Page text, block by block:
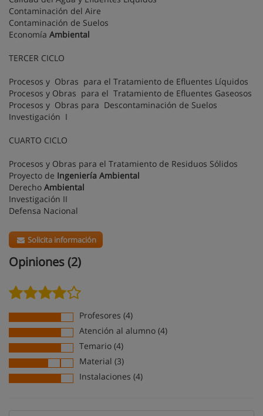
Contaminación del Aire
Contaminación de Suelos
Economía Ambiental
TERCER CICLO
Procesos y Obras para el Tratamiento de Efluentes Líquidos
Procesos y Obras para el Tratamiento de Efluentes Gaseosos
Procesos y Obras para Descontaminación de Suelos
Investigación I
CUARTO CICLO
Procesos y Obras para el Tratamiento de Residuos Sólidos
Proyecto de Ingeniería Ambiental
Derecho Ambiental
Investigación II
Defensa Nacional
Solicita información
Opiniones (2)
Profesores (4)
Atención al alumno (4)
Temario (4)
Material (3)
Instalaciones (4)